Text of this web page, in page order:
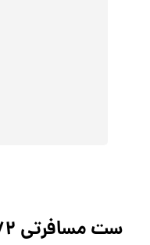
ست مسافرتی 72 پارچه